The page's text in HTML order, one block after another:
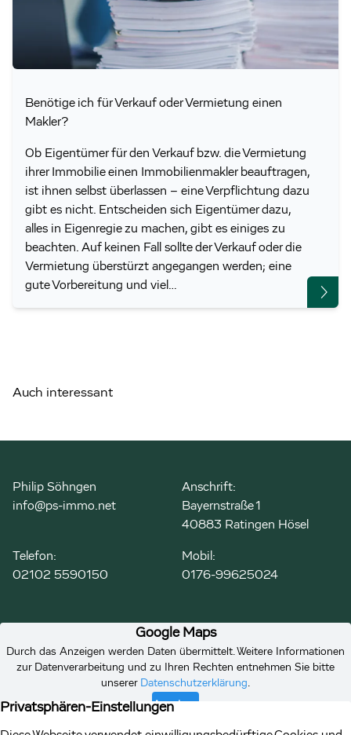
Benötige ich für Verkauf oder Vermietung einen
Makler?
Ob Eigentümer für den Verkauf bzw. die Vermietung
ihrer Immobilie einen Immobilienmakler beauftragen,
ist ihnen selbst überlassen – eine Verpflichtung dazu
gibt es nicht. Entscheiden sich Eigentümer dazu,
alles in Eigenregie zu machen, gibt es einiges zu
beachten. Auf keinen Fall sollte der Verkauf oder die
Vermietung überstürzt angegangen werden; eine
gute Vorbereitung und viel…
Auch interessant
Philip Söhngen
info@ps-immo.net
Anschrift:
Bayernstraße 1
40883 Ratingen Hösel
Telefon:
02102 5590150
Mobil:
0176-99625024